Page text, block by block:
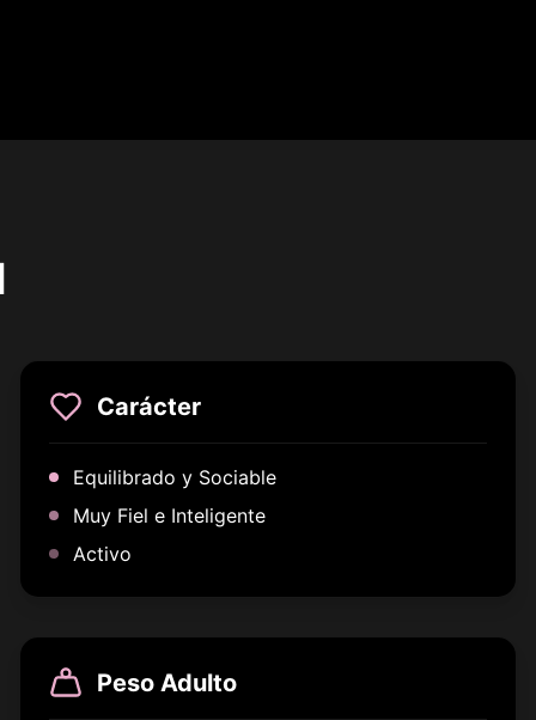
Carácter
Equilibrado y Sociable
Muy Fiel e Inteligente
Activo
Peso Adulto